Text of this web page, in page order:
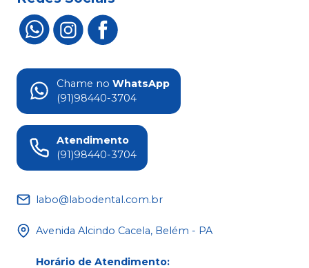
Chame no WhatsApp
(91)98440-3704
Atendimento
(91)98440-3704
labo@labodental.com.br
Avenida Alcindo Cacela, Belém - PA
Horário de Atendimento: